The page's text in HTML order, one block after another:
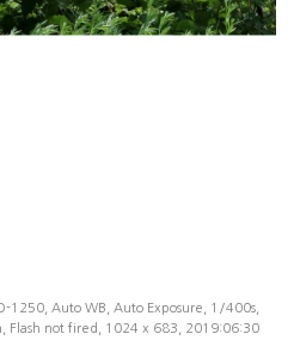
1250, Auto WB, Auto Exposure, 1/400s,
Flash not fired, 1024 x 683, 2019:06:30